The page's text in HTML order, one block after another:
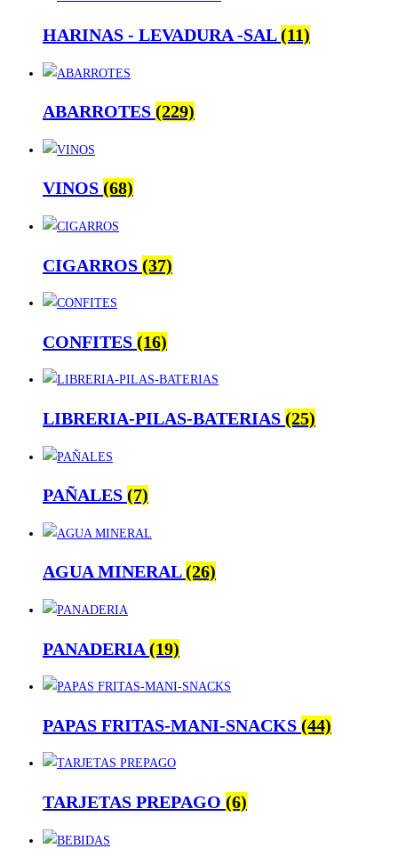
HARINAS - LEVADURA -SAL(11)
ABARROTES (229)
VINOS (68)
CIGARROS (37)
CONFITES (16)
LIBRERIA-PILAS-BATERIAS (25)
PAÑALES (7)
AGUA MINERAL(26)
PANADERIA(19)
PAPAS FRITAS-MANI-SNACKS (44)
TARJETAS PREPAGO (6)